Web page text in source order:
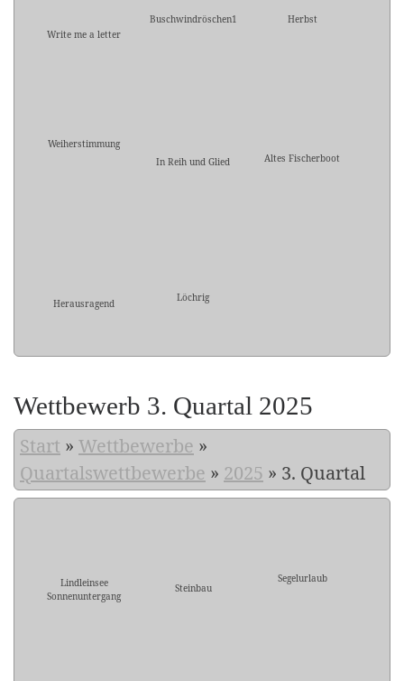
Write me a letter
Buschwindröschen1 Herbst
Weiherstimmung
In Reih und Glied
Altes Fischerboot
Herausragend Löchrig
Wettbewerb 3. Quartal 2025
Start » Wettbewerbe »
Quartalswettbewerbe » 2025 » 3. Quartal
Lindleinsee
Sonnenuntergang
Steinbau
Segelurlaub